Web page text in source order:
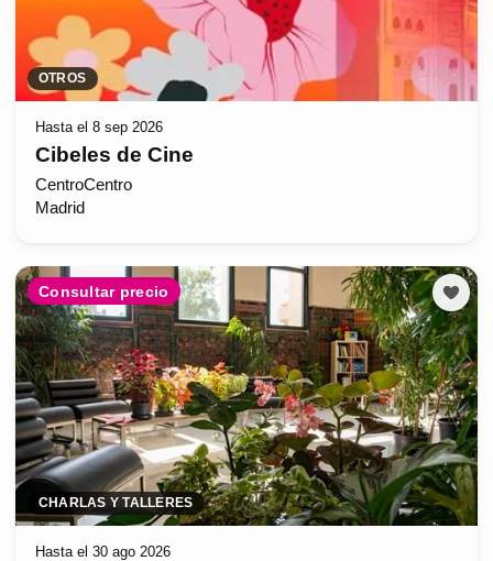
OTROS
Hasta el 8 sep 2026
Cibeles de Cine
CentroCentro
Madrid
Consultar precio
CHARLAS Y TALLERES
Hasta el 30 ago 2026